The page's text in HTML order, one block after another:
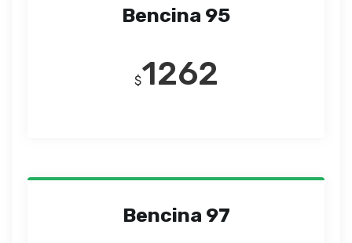
Bencina 95
$1262
Bencina 97